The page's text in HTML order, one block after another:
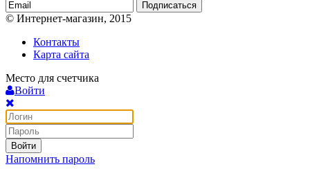
Подписаться
© Интернет-магазин, 2015
Контакты
Карта сайта
Место для счетчика
Войти
Войти
Напомнить пароль